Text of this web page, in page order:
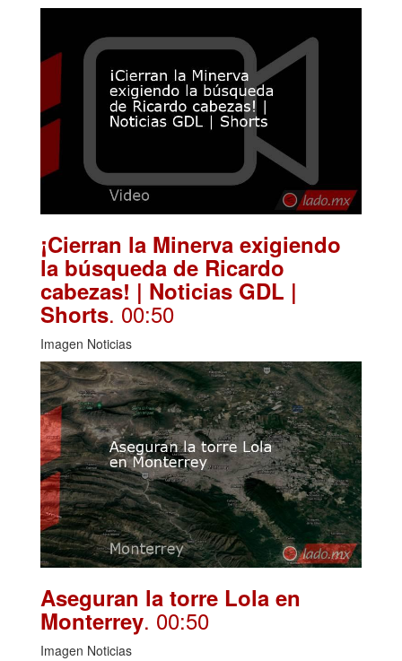
¡Cierran la Minerva exigiendo
la búsqueda de Ricardo
cabezas! | Noticias GDL |
Shorts. 00:50
Imagen Noticias
Aseguran la torre Lola en
Monterrey. 00:50
Imagen Noticias